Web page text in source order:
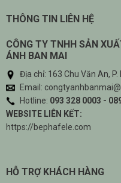
THÔNG TIN LIÊN HỆ
CÔNG TY TNHH SẢN
ÁNH BAN MAI
Địa chỉ: 163 Chu Văn An, P.
Email:
Hotline: 093 328 0003 -
WEBSITE LIÊN KẾT:
https://bephafele.com
HỖ TRỢ KHÁCH HÀNG